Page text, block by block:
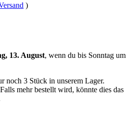
)
13. August, wenn du bis Sonntag um
noch 3 Stück in unserem Lager.
mehr bestellt wird, könnte dies das